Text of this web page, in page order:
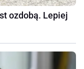
ozdobą. Lepiej